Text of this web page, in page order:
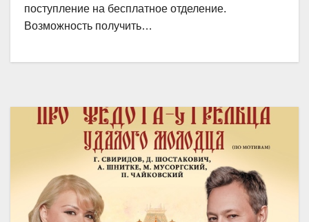
поступление на бесплатное отделение.
Возможность получить…